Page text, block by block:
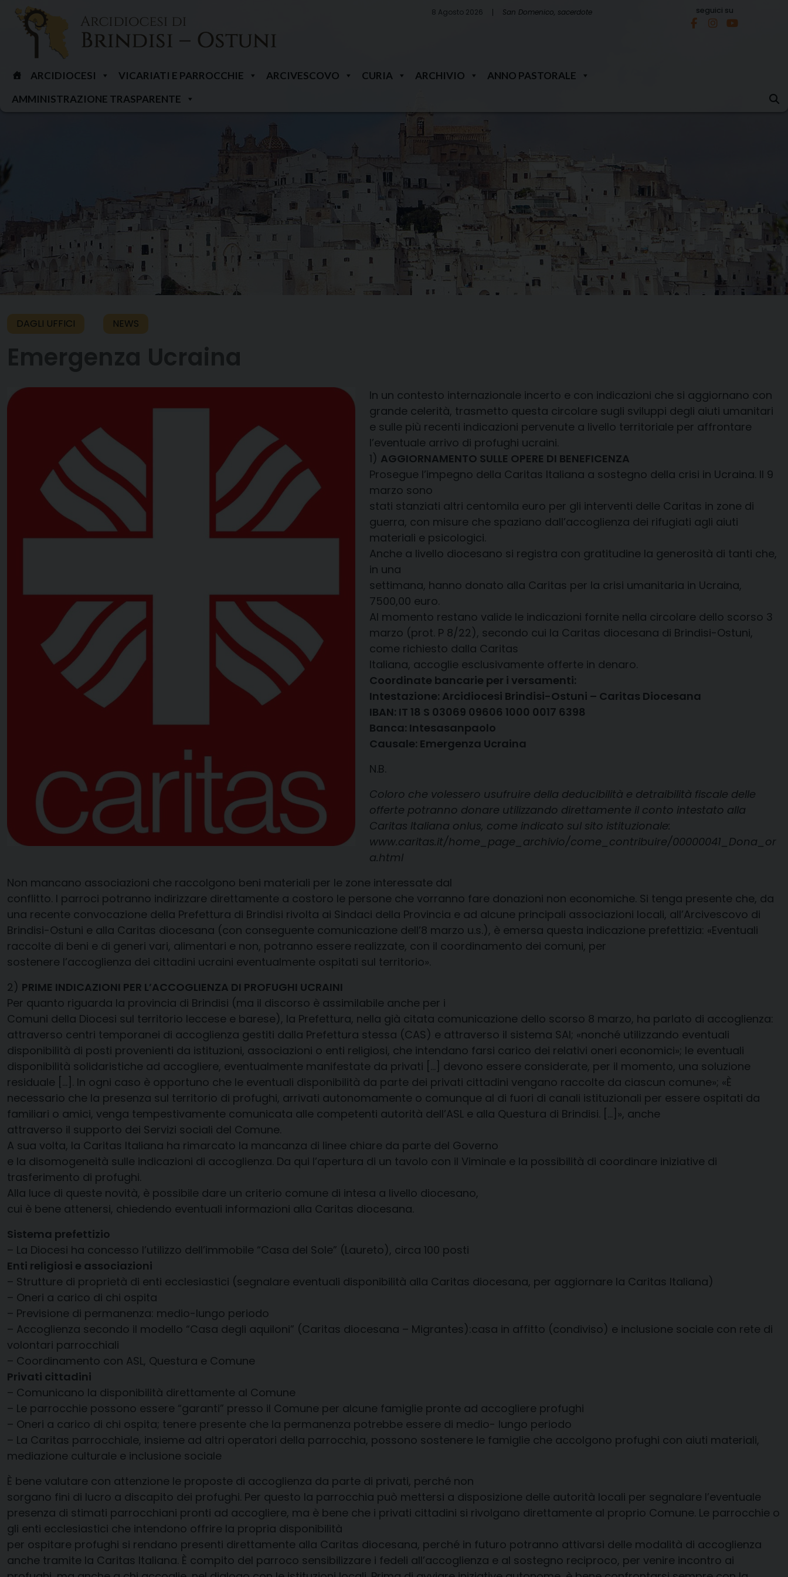
Skip
content
8 Agosto 2026 San Domenico, sacerdote seguici su
ARCIDIOCESI VICARIATI E PARROCCHIE ARCIVESCOVO CURIA ARCHIVIO
ANNO PASTORALE
AMMINISTRAZIONE TRASPARENTE
DAGLI UFFICI NEWS
In un contesto internazionale incerto e con indicazioni che si aggiornano con
grande celerità, trasmetto questa circolare sugli sviluppi degli aiuti umanitari
e sulle più recenti indicazioni pervenute a livello territoriale per affrontare
l’eventuale arrivo di profughi ucraini.
1) AGGIORNAMENTO SULLE OPERE DI BENEFICENZA
Prosegue l’impegno della Caritas Italiana a sostegno della crisi in Ucraina. Il 9
marzo sono
stati stanziati altri centomila euro per gli interventi delle Caritas in zone di
guerra, con misure che spaziano dall’accoglienza dei rifugiati agli aiuti
materiali e psicologici.
Anche a livello diocesano si registra con gratitudine la generosità di tanti che,
in una
settimana, hanno donato alla Caritas per la crisi umanitaria in Ucraina,
7500,00 euro.
Al momento restano valide le indicazioni fornite nella circolare dello scorso 3
marzo (prot. P 8/22), secondo cui la Caritas diocesana di Brindisi-Ostuni,
come richiesto dalla Caritas
Italiana, accoglie esclusivamente offerte in denaro.
Coordinate bancarie per i versamenti:
Intestazione: Arcidiocesi Brindisi-Ostuni – Caritas Diocesana
IBAN: IT 18 S 03069 09606 1000 0017 6398
Banca: Intesasanpaolo
Causale: Emergenza Ucraina
N.B.
Coloro che volessero usufruire della deducibilità e detraibilità fiscale delle
offerte potranno donare utilizzando direttamente il conto intestato alla
Caritas Italiana onlus, come indicato sul sito istituzionale:
www.caritas.it/home_page_archivio/come_contribuire/00000041_Dona_or
a.html
Non mancano associazioni che raccolgono beni materiali per le zone interessate dal
conflitto. I parroci potranno indirizzare direttamente a costoro le persone che vorranno fare donazioni non economiche. Si tenga presente che, da
una recente convocazione della Prefettura di Brindisi rivolta ai Sindaci della Provincia e ad alcune principali associazioni locali, all’Arcivescovo di
Brindisi-Ostuni e alla Caritas diocesana (con conseguente comunicazione dell’8 marzo u.s.), è emersa questa indicazione prefettizia: «Eventuali
raccolte di beni e di generi vari, alimentari e non, potranno essere realizzate, con il coordinamento dei comuni, per
sostenere l’accoglienza dei cittadini ucraini eventualmente ospitati sul territorio».
2) PRIME INDICAZIONI PER L’ACCOGLIENZA DI PROFUGHI UCRAINI
Per quanto riguarda la provincia di Brindisi (ma il discorso è assimilabile anche per i
Comuni della Diocesi sul territorio leccese e barese), la Prefettura, nella già citata comunicazione dello scorso 8 marzo, ha parlato di accoglienza:
attraverso centri temporanei di accoglienza gestiti dalla Prefettura stessa (CAS) e attraverso il sistema SAI; «nonché utilizzando eventuali
disponibilità di posti provenienti da istituzioni, associazioni o enti religiosi, che intendano farsi carico dei relativi oneri economici»; le eventuali
disponibilità solidaristiche ad accogliere, eventualmente manifestate da privati […] devono essere considerate, per il momento, una soluzione
residuale […]. In ogni caso è opportuno che le eventuali disponibilità da parte dei privati cittadini vengano raccolte da ciascun comune»; «È
necessario che la presenza sul territorio di profughi, arrivati autonomamente o comunque al di fuori di canali istituzionali per essere ospitati da
familiari o amici, venga tempestivamente comunicata alle competenti autorità dell’ASL e alla Questura di Brindisi. […]», anche
attraverso il supporto dei Servizi sociali del Comune.
A sua volta, la Caritas Italiana ha rimarcato la mancanza di linee chiare da parte del Governo
e la disomogeneità sulle indicazioni di accoglienza. Da qui l’apertura di un tavolo con il Viminale e la possibilità di coordinare iniziative di
trasferimento di profughi.
Alla luce di queste novità, è possibile dare un criterio comune di intesa a livello diocesano,
cui è bene attenersi, chiedendo eventuali informazioni alla Caritas diocesana.
Sistema prefettizio
– La Diocesi ha concesso l’utilizzo dell’immobile “Casa del Sole” (Laureto), circa 100 posti
Enti religiosi e associazioni
– Strutture di proprietà di enti ecclesiastici (segnalare eventuali disponibilità alla Caritas diocesana, per aggiornare la Caritas Italiana)
– Oneri a carico di chi ospita
– Previsione di permanenza: medio-lungo periodo
– Accoglienza secondo il modello “Casa degli aquiloni” (Caritas diocesana – Migrantes):casa in affitto (condiviso) e inclusione sociale con rete di
volontari parrocchiali
– Coordinamento con ASL, Questura e Comune
Privati cittadini
– Comunicano la disponibilità direttamente al Comune
– Le parrocchie possono essere “garanti” presso il Comune per alcune famiglie pronte ad accogliere profughi
– Oneri a carico di chi ospita; tenere presente che la permanenza potrebbe essere di medio- lungo periodo
– La Caritas parrocchiale, insieme ad altri operatori della parrocchia, possono sostenere le famiglie che accolgono profughi con aiuti materiali,
mediazione culturale e inclusione sociale
È bene valutare con attenzione le proposte di accoglienza da parte di privati, perché non
sorgano fini di lucro a discapito dei profughi. Per questo la parrocchia può mettersi a disposizione delle autorità locali per segnalare l’eventuale
presenza di stimati parrocchiani pronti ad accogliere, ma è bene che i privati cittadini si rivolgano direttamente al proprio Comune. Le parrocchie o
gli enti ecclesiastici che intendono offrire la propria disponibilità
per ospitare profughi si rendano presenti direttamente alla Caritas diocesana, perché in futuro potranno attivarsi delle modalità di accoglienza
anche tramite la Caritas Italiana. È compito del parroco sensibilizzare i fedeli all’accoglienza e al sostegno reciproco, per venire incontro ai